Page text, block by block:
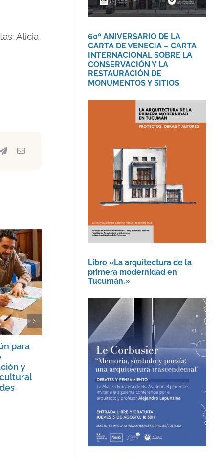
Alicia
para
y
Siete años de la inscripción de la
Casa Curutchet en la Lista de
Patrimonio Mundial de la
UNESCO.
17 julio, 2023
Agenda Novedades
60º ANIVERSARIO DE LA
CARTA DE VENECIA – CARTA
INTERNACIONAL SOBRE LA
CONSERVACIÓN Y LA
RESTAURACIÓN DE
MONUMENTOS Y SITIOS
Libro «La arquitectura
de la primera
modernidad en
Tucumán.»
Novedades
Libro «La arquitectura de la
primera modernidad en
Tucumán.»
Le Corbusier. Memoria,
símbolo y poesía: una
arquitectura
trascendental.
Agenda